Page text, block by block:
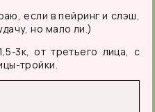
если в пейринг и слэш,
но мало ли.)
3к, от третьего лица, с
тройки.